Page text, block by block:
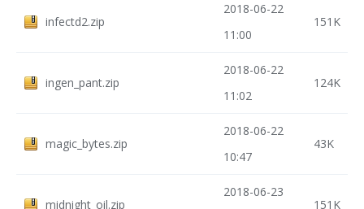
infectd2.zip
2018-06-22
11:00
151K
ingen_pant.zip
2018-06-22
11:02
124K
magic_bytes.zip
2018-06-22
10:47
43K
midnight_oil.zip
2018-06-23
151K